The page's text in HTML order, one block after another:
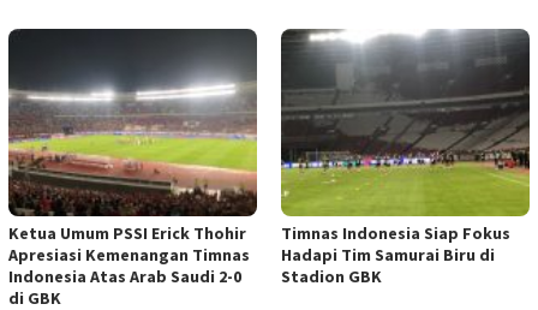
Ketua Umum PSSI Erick Thohir
Apresiasi Kemenangan Timnas
Indonesia Atas Arab Saudi 2-0
di GBK
Timnas Indonesia Siap Fokus
Hadapi Tim Samurai Biru di
Stadion GBK